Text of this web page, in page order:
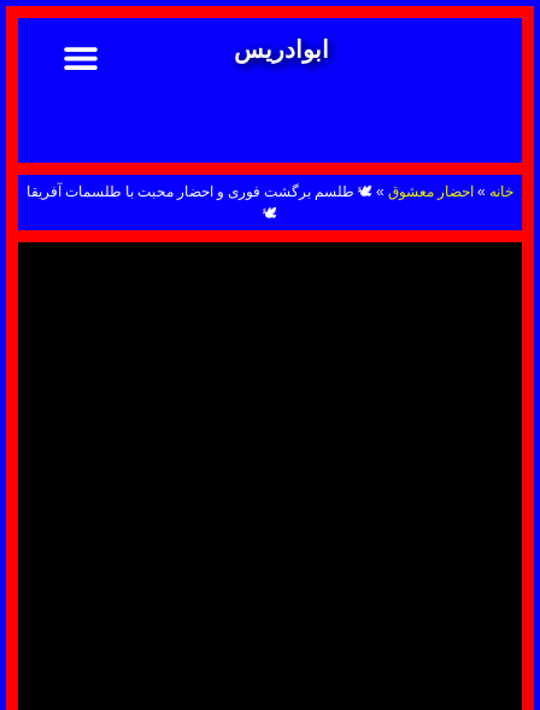
ابوادریس
خانه » احضار معشوق » 🕊 طلسم برگشت فوری و احضار محبت با طلسمات آفریقا
🕊